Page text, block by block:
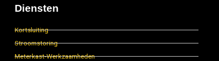
Diensten
Kortsluiting
Stroomstoring
Meterkast-Werkzaamheden